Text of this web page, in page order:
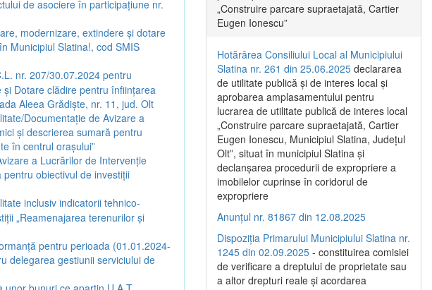
de asociere în participațiune nr.
modernizare, extindere și dotare
Municipiul Slatina!, cod SMIS
nr. 207/30.07.2024 pentru
Dotare clădire pentru înființarea
Aleea Grădiște, nr. 11, jud. Olt
Documentație de Avizare a
și descrierea sumară pentru
în centrul orașului”
a Lucrărilor de Intervenție
obiectivul de investiții
inclusiv indicatorii tehnico-
„Reamenajarea terenurilor și
pentru perioada (01.01.2024-
delegarea gestiunii serviciului de
„Construire parcare supraetajată, Cartier
Eugen Ionescu”
Hotărârea Consiliului Local al Municipiului
Slatina nr. 261 din 25.06.2025 declararea
de utilitate publică și de interes local și
aprobarea amplasamentului pentru
lucrarea de utilitate publică de interes local
„Construire parcare supraetajată, Cartier
Eugen Ionescu, Municipiul Slatina, Județul
Olt”, situat în municipiul Slatina și
declanșarea procedurii de expropriere a
imobilelor cuprinse în coridorul de
expropriere
Anunțul nr. 81867 din 12.08.2025
Dispoziția Primarului Municipiului Slatina nr.
1245 din 02.09.2025 - constituirea comisiei
de verificare a dreptului de proprietate sau
a altor drepturi reale și acordarea